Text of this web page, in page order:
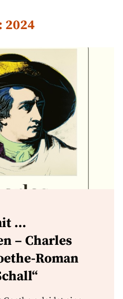
2024
…
– Charles
Roman